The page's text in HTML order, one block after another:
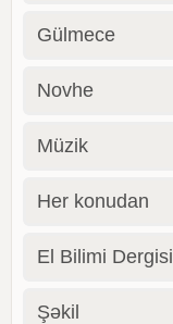
Gülmece
Novhe
Müzik
Her konudan
El Bilimi Dergisi
Şəkil